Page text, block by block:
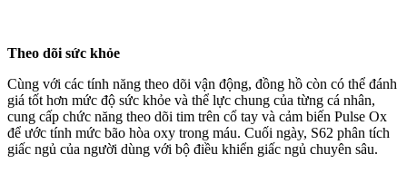
Theo dõi sức khỏe
Cùng với các tính năng theo dõi vận động, đồng hồ còn có thể đánh
giá tốt hơn mức độ sức khỏe và thể lực chung của từng cá nhân,
cung cấp chức năng theo dõi tim trên cổ tay và cảm biến Pulse Ox
để ước tính mức bão hòa oxy trong máu. Cuối ngày, S62 phân tích
giấc ngủ của người dùng với bộ điều khiển giấc ngủ chuyên sâu.